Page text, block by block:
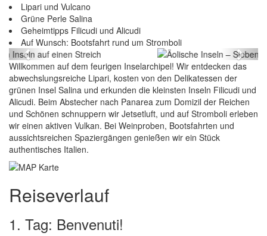
Lipari und Vulcano
Grüne Perle Salina
Geheimtipps Filicudi und Alicudi
Auf Wunsch: Bootsfahrt rund um Stromboli
Äolische Inseln – Sieben Inseln auf einen Streich
Previous Next
Willkommen auf dem feurigen Inselarchipel! Wir entdecken das
abwechslungsreiche Lipari, kosten von den Delikatessen der
grünen Insel Salina und erkunden die kleinsten Inseln Filicudi und
Alicudi. Beim Abstecher nach Panarea zum Domizil der Reichen
und Schönen schnuppern wir Jetsetluft, und auf Stromboli erleben
wir einen aktiven Vulkan. Bei Weinproben, Bootsfahrten und
aussichtsreichen Spaziergängen genießen wir ein Stück
authentisches Italien.
Reiseverlauf
1. Tag: Benvenuti!